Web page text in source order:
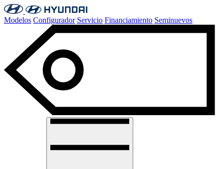
Modelos Configurador Servicio Financiamiento Seminuevos